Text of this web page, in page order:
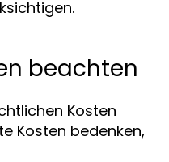
beachten
Kosten
Kosten bedenken,